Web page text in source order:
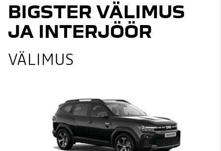
BIGSTER VÄLIMUS
JA INTERJÖÖR
VÄLIMUS